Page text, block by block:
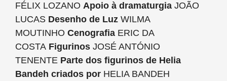
FÉLIX LOZANO Apoio à dramaturgia JOÃO
LUCAS Desenho de Luz WILMA
MOUTINHO Cenografia ERIC DA
COSTA Figurinos JOSÉ ANTÓNIO
TENENTE Parte dos figurinos de Helia
Bandeh criados por HELIA BANDEH